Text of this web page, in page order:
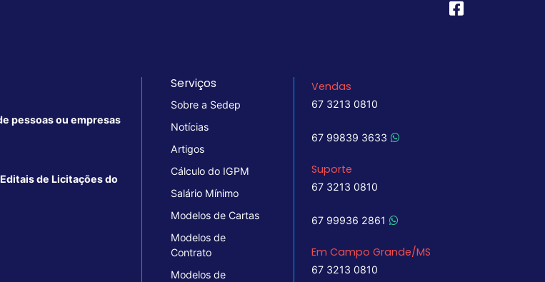
pessoas ou empresas
de Licitações do
Serviços
Sobre a Sedep
Notícias
Artigos
Cálculo do IGPM
Salário Mínimo
Modelos de Cartas
Modelos de
Contrato
Modelos de
Vendas
67 3213 0810
67 99839 3633
Suporte
67 3213 0810
67 99936 2861
Em Campo Grande/MS
67 3213 0810